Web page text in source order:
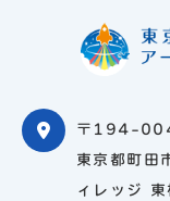
〒194-
東京都町
ィレッジ